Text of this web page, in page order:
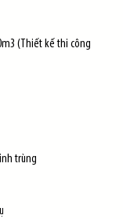
(Thiết kế thi công
trùng